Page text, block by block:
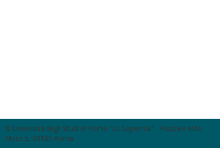
© Università degli Studi di Roma "La Sapienza" - Piazzale Aldo
Moro 5, 00185 Roma